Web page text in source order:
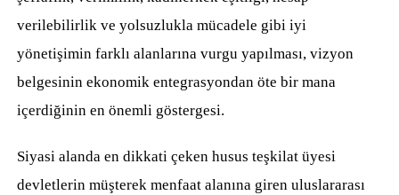
verilebilirlik ve yolsuzlukla mücadele gibi iyi
yönetişimin farklı alanlarına vurgu yapılması, vizyon
belgesinin ekonomik entegrasyondan öte bir mana
içerdiğinin en önemli göstergesi.
Siyasi alanda en dikkati çeken husus teşkilat üyesi
devletlerin müşterek menfaat alanına giren uluslararası